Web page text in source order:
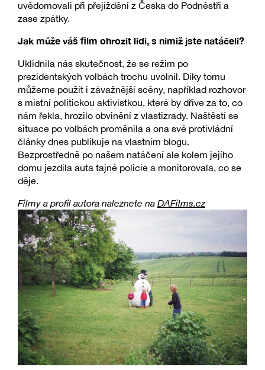
uvědomovali při přejíždění z Česka do Podněstří a
zase zpátky.
Jak může váš film ohrozit lidi, s nimiž jste natáčeli?
Uklidnila nás skutečnost, že se režim po
prezidentských volbách trochu uvolnil. Díky tomu
můžeme použít i závažnější scény, například rozhovor
s místní politickou aktivistkou, které by dříve za to, co
nám řekla, hrozilo obvinění z vlastizrady. Naštěstí se
situace po volbách proměnila a ona své protivládní
články dnes publikuje na vlastním blogu.
Bezprostředně po našem natáčení ale kolem jejího
domu jezdila auta tajné policie a monitorovala, co se
děje.
Filmy a profil autora naleznete na DAFilms.cz